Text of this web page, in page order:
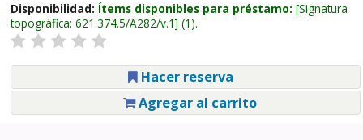
Disponibilidad: Ítems disponibles para préstamo: Signatura
topográfica: 621.374.5/A282/v.1 (1).
Hacer reserva
Agregar al carrito